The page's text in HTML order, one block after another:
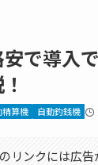
で導入
精算機 自動釣銭機
リンクには広告